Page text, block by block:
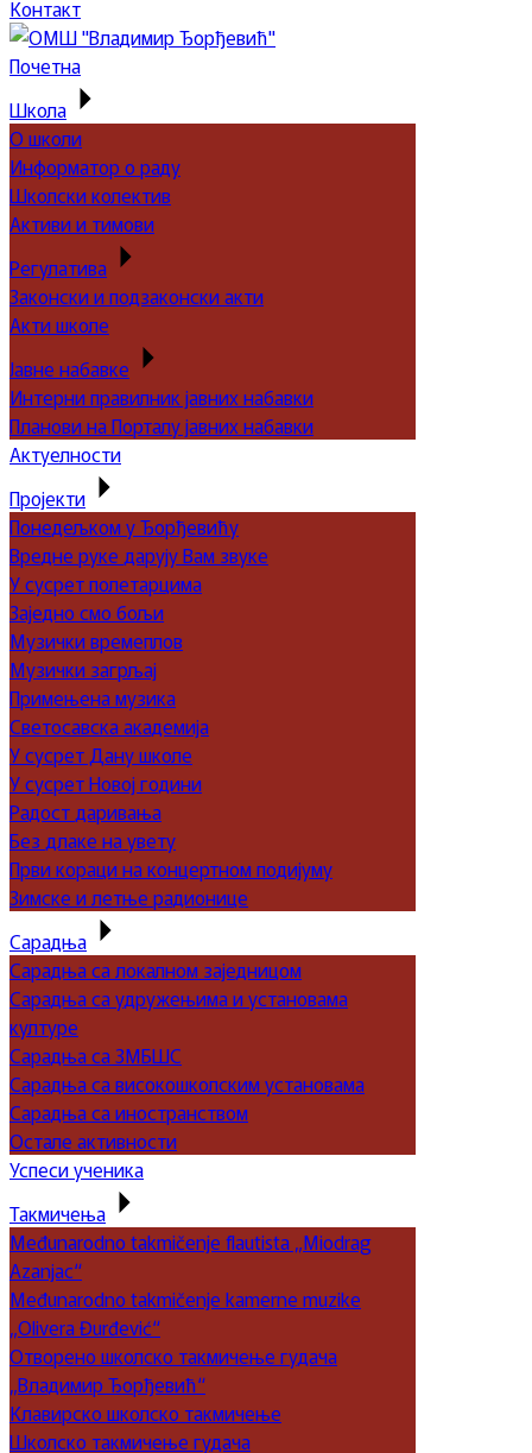
Контакт
Почетна
Школа
О школи
Информатор о раду
Школски колектив
Активи и тимови
Регулатива
Законски и подзаконски акти
Акти школе
Јавне набавке
Интерни правилник јавних набавки
Планови на Порталу јавних набавки
Актуелности
Пројекти
Понедељком у Ђорђевићу
Вредне руке дарују Вам звуке
У сусрет полетарцима
Заједно смо бољи
Музички времеплов
Музички загрљај
Примењена музика
Светосавска академија
У сусрет Дану школе
У сусрет Новој години
Радост даривања
Без длаке на увету
Први кораци на концертном подијуму
Зимске и летње радионице
Сарадња
Сарадња са локалном заједницом
Сарадња са удружењима и установама
културе
Сарадња са ЗМБШС
Сарадња са високошколским установама
Сарадња са иностранством
Остале активности
Успеси ученика
Такмичења
Međunarodno takmičenje flautista „Miodrag
Azanjac“
Međunarodno takmičenje kamerne muzike
„Olivera Đurđević“
Отворено школско такмичење гудача
„Владимир Ђорђевић“
Клавирско школско такмичење
Школско такмичење гудача